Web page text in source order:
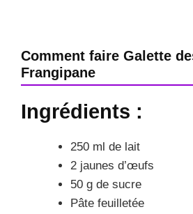
Comment faire Galette
Frangipane
Ingrédients :
250 ml de lait
2 jaunes d’œufs
50 g de sucre
Pâte feuilletée